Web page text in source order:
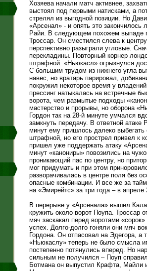
Хозяева начали матч активнее,
выстоял под первыми натисками, а
стрелял из выгодной позиции. Но
«Арсенал» - и опять это
Райи. В следующем похожем выпаде
Троссар. Он сместился слева к
перспективно разыграли угловые.
перекладины. Повторный корнер
штрафной. «Ньюкасл» огрызнулся
С большим трудом из нижнего угла
навес, но вратарь парировал,
покружил некоторое время у
прессинг натыкалась на встречные
ворота, чем размытые подходы
мастерство и прорывы, но оборона
Гордон так на 28-й минуте умчался
замкнуть передачу. В ответной
минут ему пришлось далеко выбегать
штрафной, но его прострел привел к
пришел уже поддержать атаку
минут «канониры» повозились на
проникающий пас по центру, но
мог придумать и при этом
разворачивалась в центре поля без
опасные комбинации. И все же за
на «Эмирейтс» за три года – в
В перерыве у «Арсенала» вышел
кружить около ворот Поупа. Троссар
мяч заскакал перед воротами
успех. Долго-долго гоняли они мяч
Гордона. Он отпасовал на Эдегора,
«Ньюкаслу» теперь не было смысла
постепенно потянулись вперед. Но
сильным не получился – Поуп
Ботмана он выпустил Крафта, Майли